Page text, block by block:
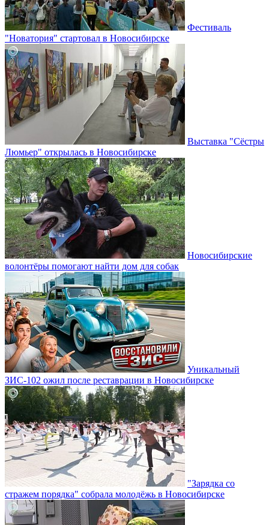
Фестиваль
"Новатория" стартовал в Новосибирске
Выставка "Сёстры
Люмьер" открылась в Новосибирске
Новосибирские
волонтёры помогают найти дом для собак
Уникальный
ЗИС-102 ожил после реставрации в Новосибирске
"Зарядка со
стражем порядка" собрала молодёжь в Новосибирске